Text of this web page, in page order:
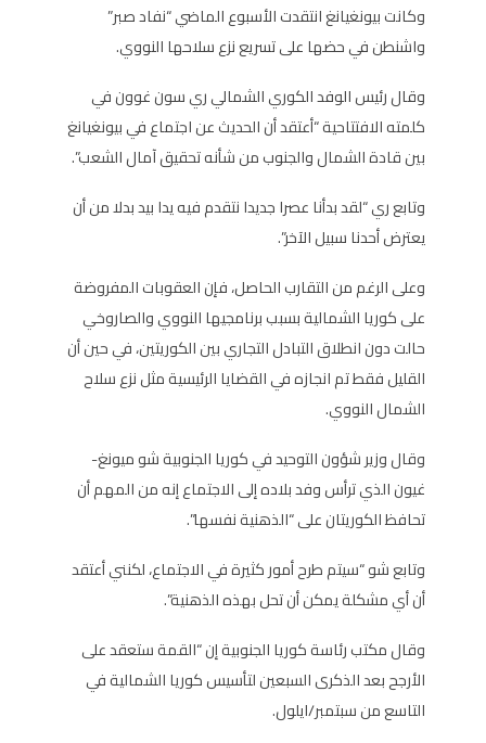
وكانت بيونغيانغ انتقدت الأسبوع الماضي “نفاد صبر”
واشنطن في حضها على تسريع نزع سلاحها النووي.
وقال رئيس الوفد الكوري الشمالي ري سون غوون في
كلمته الافتتاحية “أعتقد أن الحديث عن اجتماع في بيونغيانغ
بين قادة الشمال والجنوب من شأنه تحقيق آمال الشعب”.
وتابع ري “لقد بدأنا عصرا جديدا نتقدم فيه يدا بيد بدلا من أن
يعترض أحدنا سبيل الآخر”.
وعلى الرغم من التقارب الحاصل، فإن العقوبات المفروضة
على كوريا الشمالية بسبب برنامجيها النووي والصاروخي
حالت دون انطلاق التبادل التجاري بين الكوريتين، في حين أن
القليل فقط تم انجازه في القضايا الرئيسية مثل نزع سلاح
الشمال النووي.
وقال وزير شؤون التوحيد في كوريا الجنوبية شو ميونغ-
غيون الذي ترأس وفد بلاده إلى الاجتماع إنه من المهم أن
تحافظ الكوريتان على “الذهنية نفسها”.
وتابع شو “سيتم طرح أمور كثيرة في الاجتماع، لكنني أعتقد
أن أي مشكلة يمكن أن تحل بهذه الذهنية”.
وقال مكتب رئاسة كوريا الجنوبية إن “القمة ستعقد على
الأرجح بعد الذكرى السبعين لتأسيس كوريا الشمالية في
التاسع من سبتمبر/ايلول.